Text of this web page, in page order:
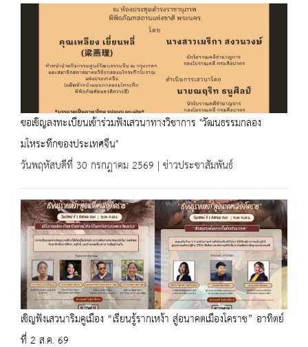
ขอเชิญลงทะเบียนเข้าร่วมฟังเสวนาทางวิชาการ "วัฒนธรรมกลอง
มโหระทึกของประเทศจีน"
วันพฤหัสบดีที่ 30 กรกฎาคม 2569 | ข่าวประชาสัมพันธ์
เชิญฟังเสวนาริมคูเมือง “เรียนรู้รากเหง้า สู่อนาคตเมืองโคราช” อาทิตย์
ที่ 2 ส.ค. 69